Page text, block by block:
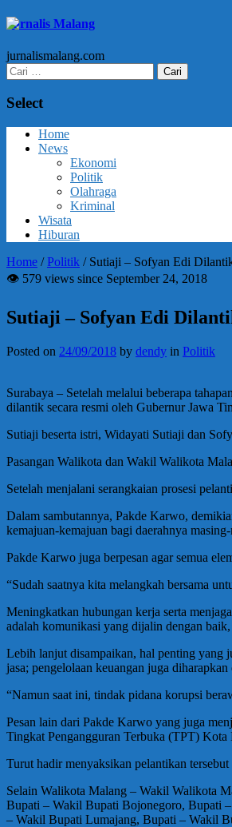
Jurnalis Malang
jurnalismalang.com
Cari
untuk:
Select
Home
News
Ekonomi
Politik
Olahraga
Kriminal
Wisata
Hiburan
Home /Politik / Sutiaji – Sofyan Edi
👁 579 views since September 24, 2018
Sutiaji – Sofyan Edi
Posted on 24/09/2018 by dendy in Politik
Surabaya – Setelah melalui beberapa
dilantik secara resmi oleh Gubernur Jawa
Sutiaji beserta istri, Widayati Sutiaji dan
Pasangan Walikota dan Wakil Walikota
Setelah menjalani serangkaian prosesi
Dalam sambutannya, Pakde Karwo,
kemajuan-kemajuan bagi daerahnya
Pakde Karwo juga berpesan agar semua
“Sudah saatnya kita melangkah bersama
Meningkatkan hubungan kerja serta
adalah komunikasi yang dijalin dengan
Lebih lanjut disampaikan, hal penting yang
jasa; pengelolaan keuangan juga
“Namun saat ini, tindak pidana korupsi
Pesan lain dari Pakde Karwo yang juga
Tingkat Pengangguran Terbuka (TPT)
Turut hadir menyaksikan pelantikan
Selain Walikota Malang – Wakil Walikota
Bupati – Wakil Bupati Bojonegoro, Bupati
– Wakil Bupati Lumajang, Bupati – Wakil